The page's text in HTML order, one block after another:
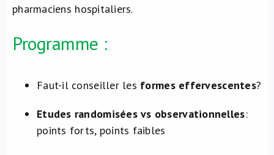
pharmaciens hospitaliers.
Programme :
Faut-il conseiller les formes effervescentes?
Etudes randomisées vs observationnelles:
points forts, points faibles